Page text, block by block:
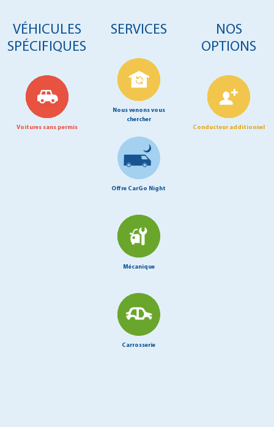
VÉHICULES
SPÉCIFIQUES
Voitures sans permis
SERVICES
Nous venons vous
chercher
Offre CarGo Night
Mécanique
Carrosserie
NOS
OPTIONS
Conducteur additionnel